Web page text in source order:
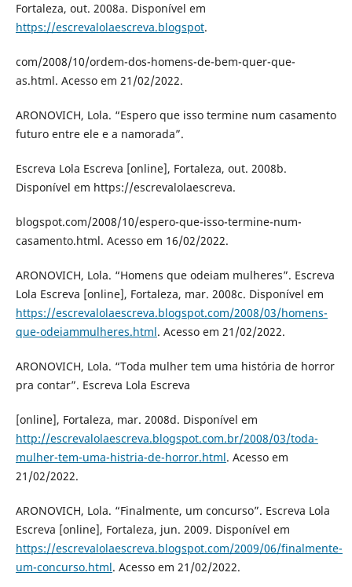
Fortaleza, out. 2008a. Disponível em
https://escrevalolaescreva.blogspot.
com/2008/10/ordem-dos-homens-de-bem-quer-que-
as.html. Acesso em 21/02/2022.
ARONOVICH, Lola. “Espero que isso termine num casamento
futuro entre ele e a namorada”.
Escreva Lola Escreva [online], Fortaleza, out. 2008b.
Disponível em https://escrevalolaescreva.
blogspot.com/2008/10/espero-que-isso-termine-num-
casamento.html. Acesso em 16/02/2022.
ARONOVICH, Lola. “Homens que odeiam mulheres”. Escreva
Lola Escreva [online], Fortaleza, mar. 2008c. Disponível em
https://escrevalolaescreva.blogspot.com/2008/03/homens-
que-odeiammulheres.html. Acesso em 21/02/2022.
ARONOVICH, Lola. “Toda mulher tem uma história de horror
pra contar”. Escreva Lola Escreva
[online], Fortaleza, mar. 2008d. Disponível em
http://escrevalolaescreva.blogspot.com.br/2008/03/toda-
mulher-tem-uma-histria-de-horror.html. Acesso em
21/02/2022.
ARONOVICH, Lola. “Finalmente, um concurso”. Escreva Lola
Escreva [online], Fortaleza, jun. 2009. Disponível em
https://escrevalolaescreva.blogspot.com/2009/06/finalmente-
um-concurso.html. Acesso em 21/02/2022.